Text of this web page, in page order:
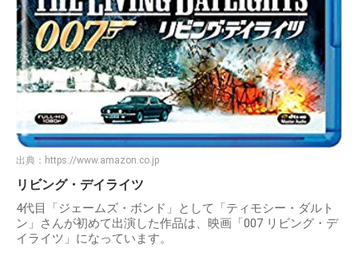
出典： https://www.amazon.co.jp
リビング・デイライツ
4代目「ジェームズ・ボンド」として「ティモシー・ダルト
ン」さんが初めて出演した作品は、映画「007 リビング・デ
イライツ」になっています。